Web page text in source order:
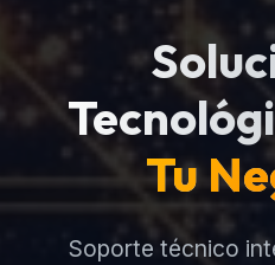
Tu
Soporte técnico